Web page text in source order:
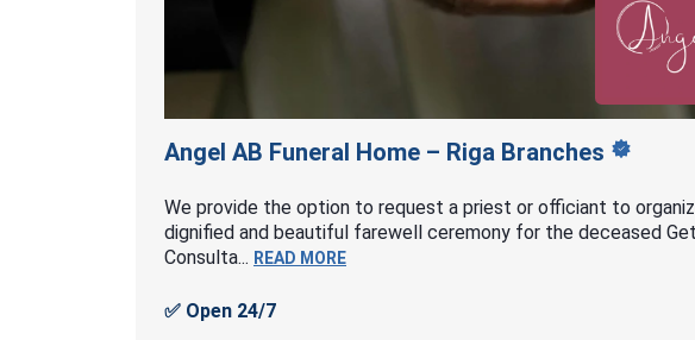
Angel AB Funeral Home – Riga Branches
We provide the option to request a priest or officiant to
dignified and beautiful farewell ceremony for the deceased
Consulta... READ MORE
✅ Open 24/7